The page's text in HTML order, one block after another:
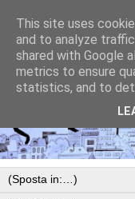
This site uses
and to analyze
shared with Google
metrics to ensure
statistics, and to